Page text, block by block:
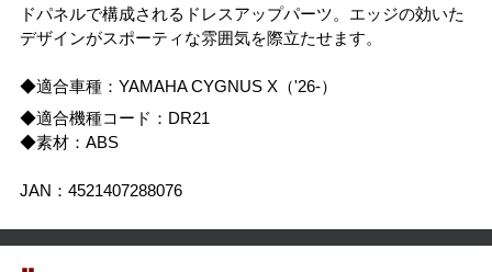
ドパネルで構成されるドレスアップパーツ。エッジの効いた
デザインがスポーティな雰囲気を際立たせます。
◆適合車種：YAMAHA CYGNUS X（'26-）
◆適合機種コード：DR21
◆素材：ABS
JAN：4521407288076